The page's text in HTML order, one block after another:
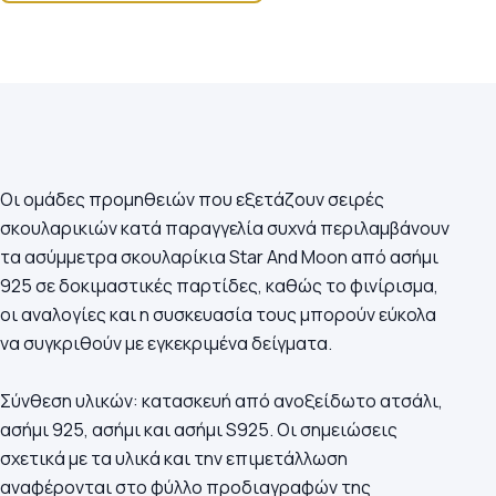
Οι ομάδες προμηθειών που εξετάζουν σειρές
σκουλαρικιών κατά παραγγελία συχνά περιλαμβάνουν
τα ασύμμετρα σκουλαρίκια Star And Moon από ασήμι
925 σε δοκιμαστικές παρτίδες, καθώς το φινίρισμα,
οι αναλογίες και η συσκευασία τους μπορούν εύκολα
να συγκριθούν με εγκεκριμένα δείγματα.
Σύνθεση υλικών: κατασκευή από ανοξείδωτο ατσάλι,
ασήμι 925, ασήμι και ασήμι S925. Οι σημειώσεις
σχετικά με τα υλικά και την επιμετάλλωση
αναφέρονται στο φύλλο προδιαγραφών της